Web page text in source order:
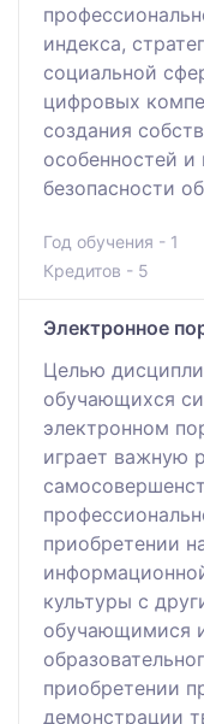
индекса,
социальной
цифровых
создания
особенностей
безопасности
Год обучения - 1
Кредитов - 5
Электронное
Целью
обучающихся
электронном
играет важную
приобретении
культуры с
обучающимися
приобретении
демонстрации